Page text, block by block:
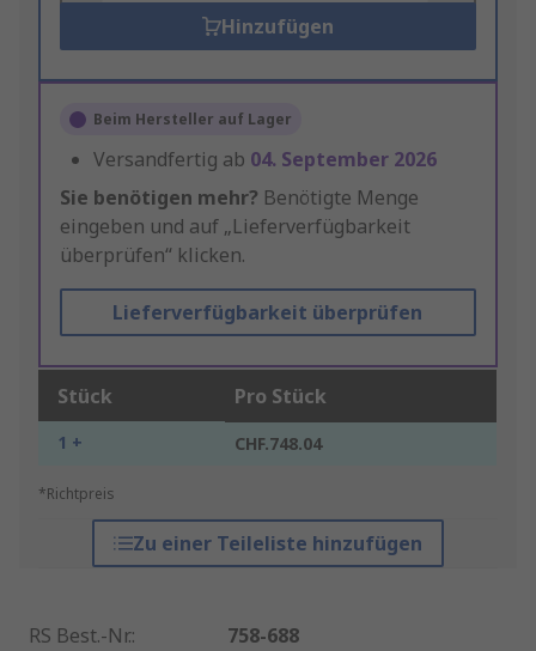
Hinzufügen
Beim Hersteller auf Lager
Versandfertig ab 04. September 2026
Sie benötigen mehr? Benötigte Menge
eingeben und auf „Lieferverfügbarkeit
überprüfen“ klicken.
Lieferverfügbarkeit überprüfen
Stück Pro Stück
1 + CHF.748.04
*Richtpreis
Zu einer Teileliste hinzufügen
RS Best.-Nr.:
758-688